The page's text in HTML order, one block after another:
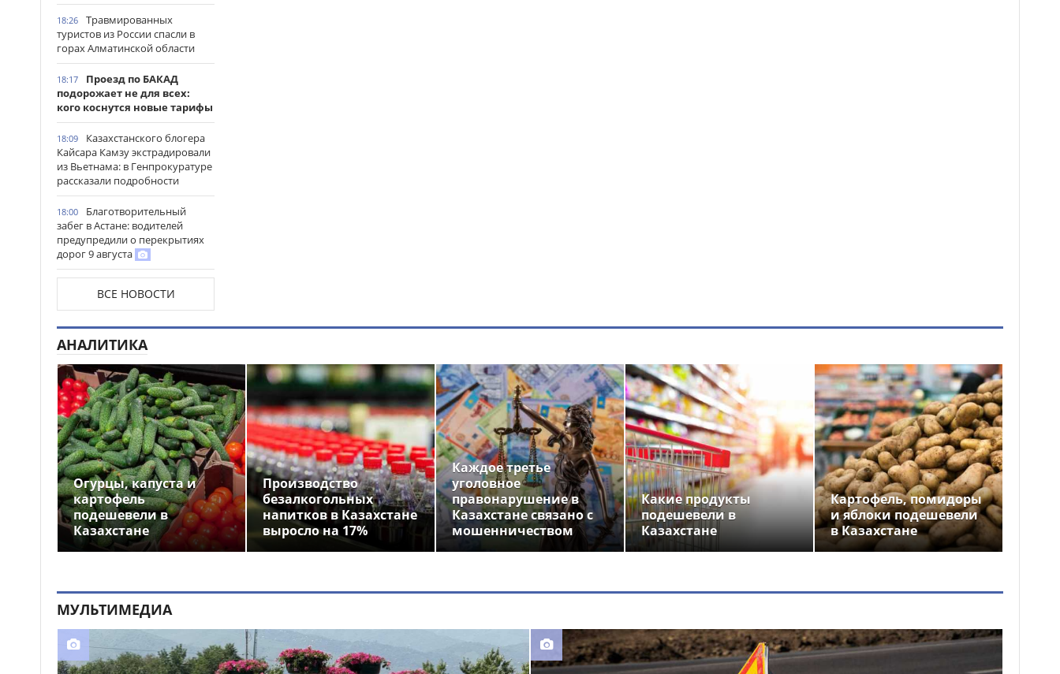
18:26
Травмированных
туристов из России спасли в
горах Алматинской области
18:17
Проезд по БАКАД
подорожает не для всех:
кого коснутся новые тарифы
18:09
Казахстанского блогера
Кайсара Камзу экстрадировали
из Вьетнама: в Генпрокуратуре
рассказали подробности
18:00
Благотворительный
забег в Астане: водителей
предупредили о перекрытиях
дорог 9 августа
закончился штрафом для
жительницы Семея
17:32
Рост цен на социально
значимые продукты в
Казахстане замедлился
почти в четыре раза
17:24
«Таза Қазақстан»: более
22 тысяч жителей Алматинской
области приняли участие в
экологической акции
17:19
Астанчанку наказали за
купание в запрещённом месте
17:09
Бектенов принял участие
в заседании Евразийского
Чолпон-Ате
Подсудимого лишили
последнего слова в
Алматинской области
ВСЕ НОВОСТИ
АНАЛИТИКА
Огурцы, капуста и
картофель
подешевели в
Казахстане
Производство
безалкогольных
напитков в Казахстане
выросло на 17%
Каждое третье
уголовное
правонарушение в
Казахстане связано с
мошенничеством
Какие продукты
подешевели в
Казахстане
Картофель, помидоры
и яблоки подешевели
в Казахстане
МУЛЬТИМЕДИА